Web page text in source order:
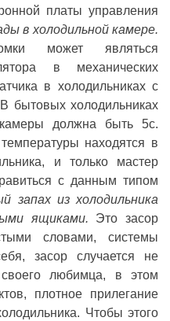
платы управления
в холодильной камере.
может являться
в механических
в холодильниках с
бытовых холодильниках
камеры должна быть 5c.
находятся в
и только мастер
с данным типом
запах из холодильника
ящиками. Это засор
словами, системы
засор случается не
любимца, в этом
плотное прилегание
Чтобы этого